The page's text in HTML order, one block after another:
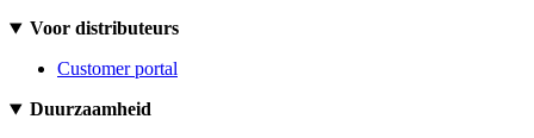
Voor distributeurs
Customer portal
Duurzaamheid